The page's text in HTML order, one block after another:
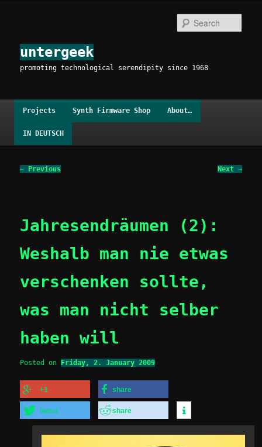
content
untergeek
promoting technological serendipity since 1968
Projects Synth Firmware Shop About…
IN DEUTSCH
Post
← Previous Next →
Jahresendräumen (2):
Weshalb man nie etwas
verschenken sollte,
was man nicht selber
haben will
Posted on Friday, 2. January 2009
+1 share
tweet share